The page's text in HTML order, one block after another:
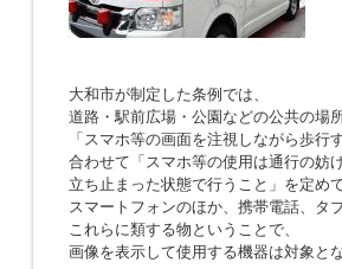
大和市が制定した条例では、
道路・駅前広場・公園などの公共の場
「スマホ等の画面を注視しながら歩行
合わせて「スマホ等の使用は通行の妨
立ち止まった状態で行うこと」を定めて
スマートフォンのほか、携帯電話、タ
これらに類する物ということで、
画像を表示して使用する機器は対象とな